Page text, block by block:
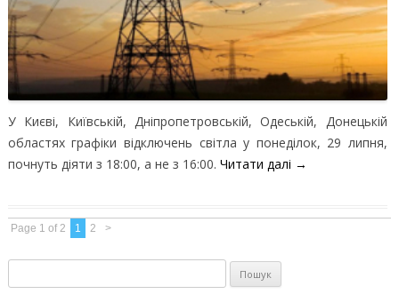
У Києві, Київській, Дніпропетровській, Одеській, Донецькій
областях графіки відключень світла у понеділок, 29 липня,
почнуть діяти з 18:00, а не з 16:00. Читати далі →
Page 1 of 2 1 2 >